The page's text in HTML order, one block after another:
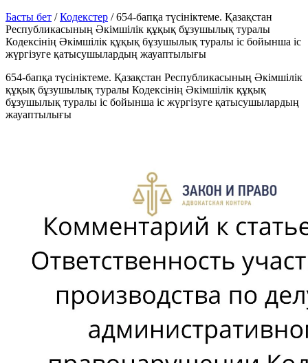
Басты бет /Кодекстер /654-бапқа түсініктеме. Қазақстан
Республикасының Әкімшілік құқық бұзушылық туралы
Кодексінің Әкімшілік құқық бұзушылық туралы іс бойынша іс
жүргізуге қатысушылардың жауаптылығы
654-бапқа түсініктеме. Қазақстан Республикасының Әкімшілік
құқық бұзушылық туралы Кодексінің Әкімшілік құқық
бұзушылық туралы іс бойынша іс жүргізуге қатысушылардың
жауаптылығы